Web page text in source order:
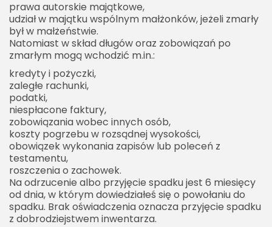
prawa autorskie majątkowe,
udział w majątku wspólnym małżonków, jeżeli zmarły
był w małżeństwie.
Natomiast w skład długów oraz zobowiązań po
zmarłym mogą wchodzić m.in.:
kredyty i pożyczki,
zaległe rachunki,
podatki,
niespłacone faktury,
zobowiązania wobec innych osób,
koszty pogrzebu w rozsądnej wysokości,
obowiązek wykonania zapisów lub poleceń z
testamentu,
roszczenia o zachowek.
Na odrzucenie albo przyjęcie spadku jest 6 miesięcy
od dnia, w którym dowiedziałeś się o powołaniu do
spadku. Brak oświadczenia oznacza przyjęcie spadku
z dobrodziejstwem inwentarza.